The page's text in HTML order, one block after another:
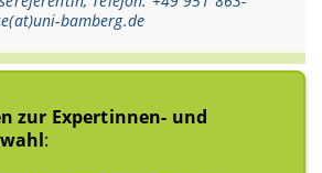
zur Expertinnen- und
:
bamberg.de